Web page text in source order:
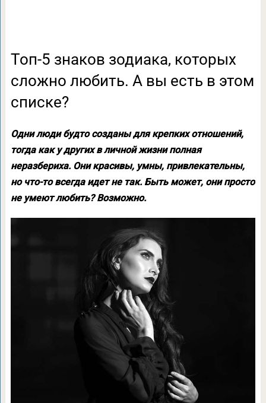
Топ-5 знаков зодиака, которых
сложно любить. А вы есть в этом
списке?
Одни люди будто созданы для крепких отношений,
тогда как у других в личной жизни полная
неразбериха. Они красивы, умны, привлекательны,
но что-то всегда идет не так. Быть может, они просто
не умеют любить? Возможно.